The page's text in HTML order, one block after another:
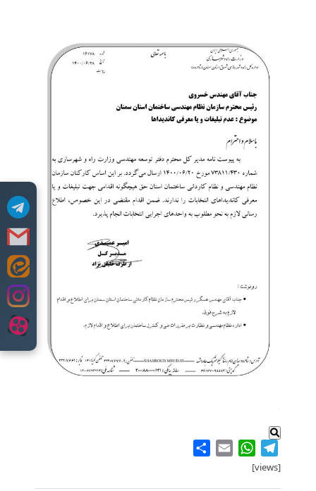
content
.
Telegram
WhatsApp
Email
[views]